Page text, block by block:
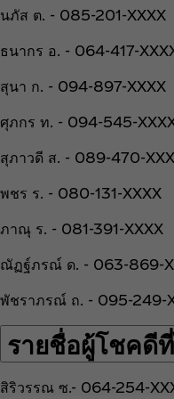
นภัส ต. - 085-201-XXXX
ธนากร อ. - 064-417-
สุนา ก. - 094-897-XXXX
ศุภกร ท. - 094-545-
สุภาวดี ส. - 089-470-
พชร ร. - 080-131-XXXX
ภาณุ ร. - 081-391-XXXX
ณัฏฐ์ภรณ์ ด. - 063-869-
พัชราภรณ์ ถ. - 095-249-
รายชื่อผู้โชคดี
สิริวรรณ ซ.- 064-254-